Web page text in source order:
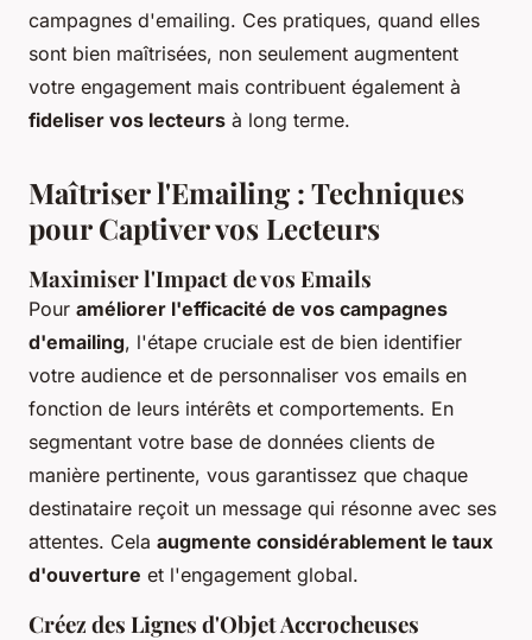
campagnes d'emailing. Ces pratiques, quand elles
sont bien maîtrisées, non seulement augmentent
votre engagement mais contribuent également à
fideliser vos lecteurs à long terme.
Maîtriser l'Emailing : Techniques
pour Captiver vos Lecteurs
Maximiser l'Impact de vos Emails
Pour améliorer l'efficacité de vos campagnes
d'emailing, l'étape cruciale est de bien identifier
votre audience et de personnaliser vos emails en
fonction de leurs intérêts et comportements. En
segmentant votre base de données clients de
manière pertinente, vous garantissez que chaque
destinataire reçoit un message qui résonne avec ses
attentes. Cela augmente considérablement le taux
d'ouverture et l'engagement global.
Créez des Lignes d'Objet Accrocheuses